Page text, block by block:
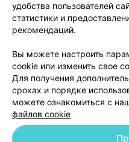
Написать
Обработка
удобства пользователей
статистики и
рекомендаций.
Вы можете настроить
cookie или изменить свое
Для получения
сроках и порядке
можете ознакомиться с
файлов cookie